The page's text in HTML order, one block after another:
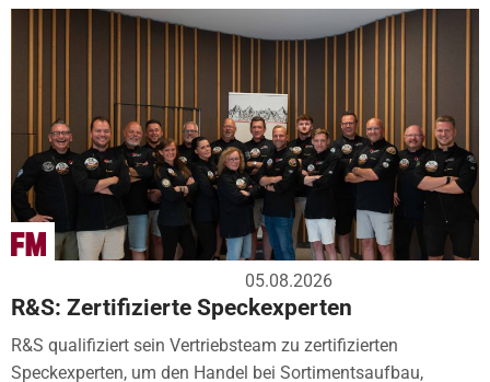
05.08.2026
R&S: Zertifizierte Speckexperten
R&S qualifiziert sein Vertriebsteam zu zertifizierten
Speckexperten, um den Handel bei Sortimentsaufbau,